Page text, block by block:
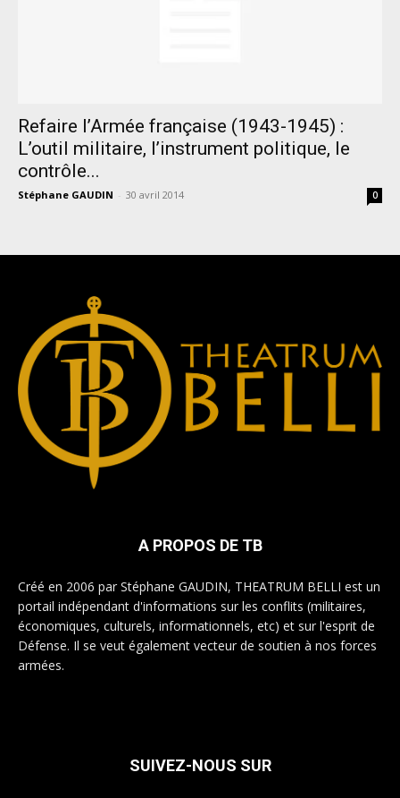
Refaire l’Armée française (1943-1945) :
L’outil militaire, l’instrument politique, le
contrôle...
Stéphane GAUDIN - 30 avril 2014 0
A PROPOS DE TB
Créé en 2006 par Stéphane GAUDIN, THEATRUM BELLI est un
portail indépendant d'informations sur les conflits (militaires,
économiques, culturels, informationnels, etc) et sur l'esprit de
Défense. Il se veut également vecteur de soutien à nos forces
armées.
SUIVEZ-NOUS SUR